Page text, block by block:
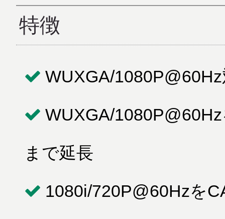
特徴
WUXGA/
WUXGA/
まで延長
1080i/720P@60Hzを